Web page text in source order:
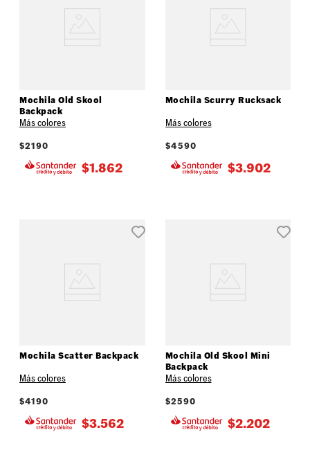
Mochila Old Skool
Backpack
Más colores
$2190
$1.862
Mochila Scurry Rucksack
Más colores
$4590
$3.902
Mochila Scatter Backpack
Más colores
$4190
$3.562
Mochila Old Skool Mini
Backpack
Más colores
$2590
$2.202